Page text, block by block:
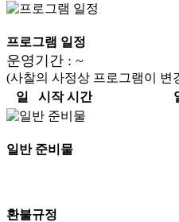
프로그램 일정
운영기간 : ~
(사찰의 사정상 프로그램이 변
일
시작 시간
일반 준비물
환불규정